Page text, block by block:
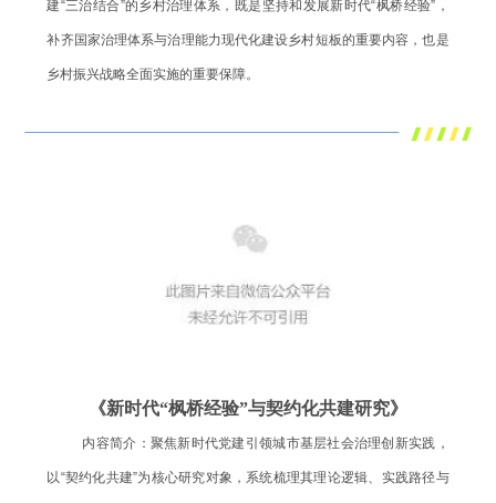
建“三治结合”的乡村治理体系，既是坚持和发展新时代“枫桥经验”，
补齐国家治理体系与治理能力现代化建设乡村短板的重要内容，也是
乡村振兴战略全面实施的重要保障。
《新时代“枫桥经验”与契约化共建研究》
内容简介：聚焦新时代党建引领城市基层社会治理创新实践，
以“契约化共建”为核心研究对象，系统梳理其理论逻辑、实践路径与